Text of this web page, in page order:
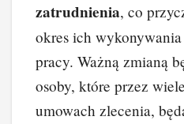
zatrudnienia, co
okres ich
pracy. Ważną zmianą
osoby, które przez
umowach zlecenia,